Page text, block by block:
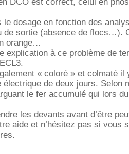
le dosage en fonction des
de sortie (absence de flocs…).
orange
explication à ce problème de
« coloré » et colmaté
électrique de deux jours. Selon
le fer accumulé qui lors
les devants avant d’être
aide et n’hésitez pas si vous